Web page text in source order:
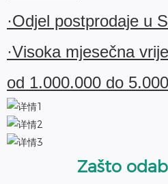
·Odjel postprodaje u
·Visoka mjesečna
od 1.000.000 do
Zašto